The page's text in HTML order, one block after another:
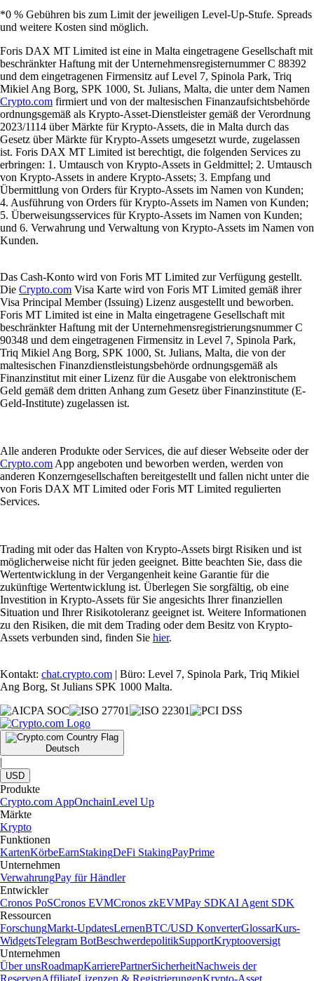
*0 % Gebühren bis zum Limit der jeweiligen Level-Up-Stufe. Spreads
und weitere Kosten sind möglich.
Foris DAX MT Limited ist eine in Malta eingetragene Gesellschaft mit
beschränkter Haftung mit der Unternehmensregisternummer C 88392
und dem eingetragenen Firmensitz auf Level 7, Spinola Park, Triq
Mikiel Ang Borg, SPK 1000, St. Julians, Malta, die unter dem Namen
Crypto.com firmiert und von der maltesischen Finanzaufsichtsbehörde
ordnungsgemäß als Krypto-Asset-Dienstleister gemäß der Verordnung
2023/1114 über Märkte für Krypto-Assets, die in Malta durch das
Gesetz über Märkte für Krypto-Assets umgesetzt wurde, zugelassen
ist. Foris DAX MT Limited ist berechtigt, die folgenden Services zu
erbringen: 1. Umtausch von Krypto-Assets in Geldmittel; 2. Umtausch
von Krypto-Assets in andere Krypto-Assets; 3. Empfang und
Übermittlung von Orders für Krypto-Assets im Namen von Kunden;
4. Ausführung von Orders für Krypto-Assets im Namen von Kunden;
5. Überweisungsservices für Krypto-Assets im Namen von Kunden;
und 6. Verwahrung und Verwaltung von Krypto-Assets im Namen von
Kunden.
Das Cash-Konto wird von Foris MT Limited zur Verfügung gestellt.
Die Crypto.com Visa Karte wird von Foris MT Limited gemäß ihrer
Visa Principal Member (Issuing) Lizenz ausgestellt und beworben.
Foris MT Limited ist eine in Malta eingetragene Gesellschaft mit
beschränkter Haftung mit der Unternehmensregistrierungsnummer C
90348 und dem eingetragenen Firmensitz in Level 7, Spinola Park,
Triq Mikiel Ang Borg, SPK 1000, St. Julians, Malta, die von der
maltesischen Finanzdienstleistungsbehörde ordnungsgemäß als
Finanzinstitut mit einer Lizenz für die Ausgabe von elektronischem
Geld gemäß dem dritten Anhang zum Gesetz über Finanzinstitute (E-
Geld-Institute) zugelassen ist.
Alle anderen Produkte oder Services, die auf dieser Webseite oder der
Crypto.com App angeboten und beworben werden, werden von
anderen Konzerngesellschaften bereitgestellt und fallen nicht unter die
von Foris DAX MT Limited oder Foris MT Limited regulierten
Services.
Trading mit oder das Halten von Krypto-Assets birgt Risiken und ist
möglicherweise nicht für jeden geeignet. Bitte beachten Sie, dass die
Wertentwicklung in der Vergangenheit keine Garantie für die
zukünftige Wertentwicklung ist. Überlegen Sie sorgfältig, ob eine
Investition in Krypto-Assets für Sie angesichts Ihrer finanziellen
Situation und Ihrer Risikotoleranz geeignet ist. Weitere Informationen
zu den Risiken, die mit dem Trading oder dem Besitz von Krypto-
Assets verbunden sind, finden Sie hier.
Kontakt: chat.crypto.com | Büro: Level 7, Spinola Park, Triq Mikiel
Ang Borg, St Julians SPK 1000 Malta.
Deutsch
|
USD
Produkte
Crypto.com AppOnchainLevel Up
Märkte
Krypto
Funktionen
KartenKörbeEarnStakingDeFi StakingPayPrime
Unternehmen
VerwahrungPay für Händler
Entwickler
Cronos PoSCronos EVMCronos zkEVMPay SDKAI Agent SDK
Ressourcen
ForschungMarkt-UpdatesLernenBTC/USD KonverterGlossarKurs-
WidgetsTelegram BotBeschwerdepolitikSupportKryptooversigt
Unternehmen
Über unsRoadmapKarrierePartnerSicherheitNachweis der
ReservenAffiliateLizenzen & RegistrierungenKrypto-Asset